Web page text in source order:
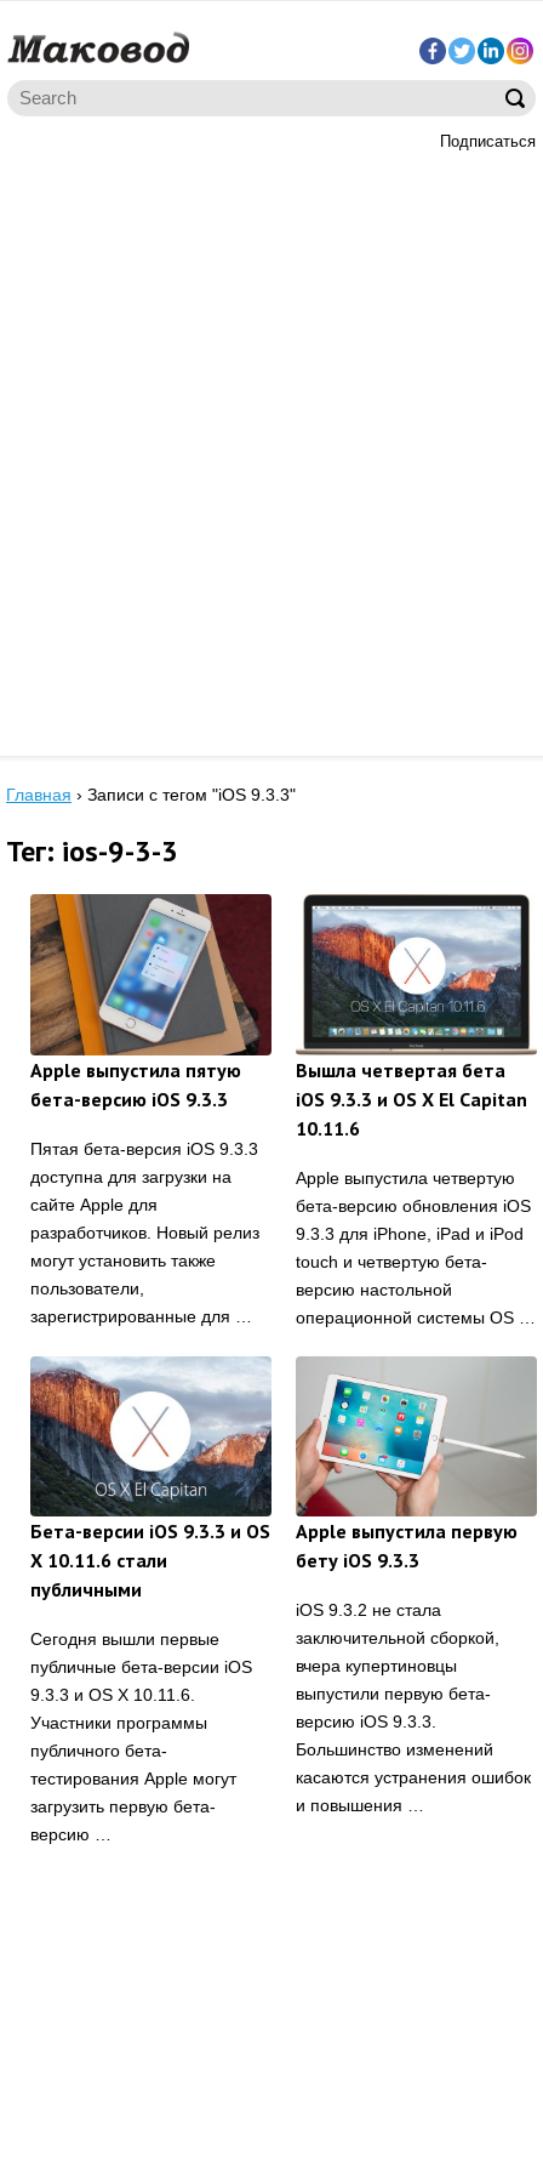
Подписаться
Главная › Записи с тегом "iOS 9.3.3"
Тег: ios-9-3-3
Apple выпустила пятую
бета-версию iOS 9.3.3
Пятая бета-версия iOS 9.3.3
доступна для загрузки на
сайте Apple для
разработчиков. Новый релиз
могут установить также
пользователи,
зарегистрированные для …
Вышла четвертая бета
iOS 9.3.3 и OS X El Capitan
10.11.6
Apple выпустила четвертую
бета-версию обновления iOS
9.3.3 для iPhone, iPad и iPod
touch и четвертую бета-
версию настольной
операционной системы OS …
Бета-версии iOS 9.3.3 и OS
X 10.11.6 стали
публичными
Сегодня вышли первые
публичные бета-версии iOS
9.3.3 и OS X 10.11.6.
Участники программы
публичного бета-
тестирования Apple могут
загрузить первую бета-
версию …
Apple выпустила первую
бету iOS 9.3.3
iOS 9.3.2 не стала
заключительной сборкой,
вчера купертиновцы
выпустили первую бета-
версию iOS 9.3.3.
Большинство изменений
касаются устранения ошибок
и повышения …